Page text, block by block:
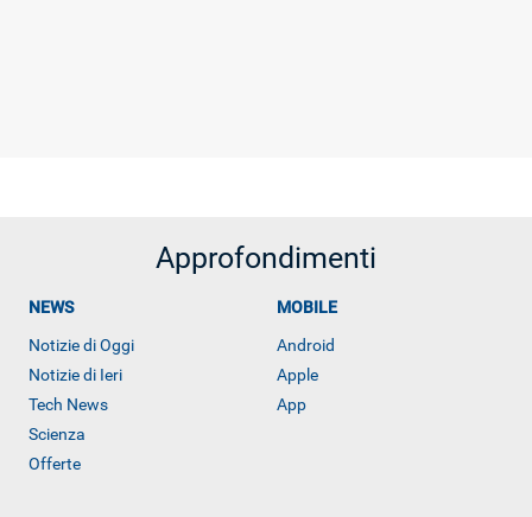
Approfondimenti
NEWS
Notizie di Oggi
Notizie di Ieri
Tech News
Scienza
Offerte
MOBILE
Android
Apple
App